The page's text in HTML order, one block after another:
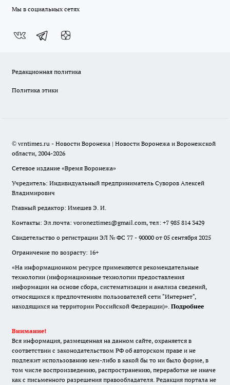
Мы в социальных сетях
Редакционная политика
Политика этики
© vrntimes.ru - Новости Воронежа | Новости Воронежа и Воронежской
области, 2004-2026
Сетевое издание «Время Воронежа»
Учредитель: Индивидуальный предприниматель Суворов Алексей
Владимирович
Главный редактор: Имешев Э. И.
Контакты: Эл.почта: voroneztimes@gmail.com, тел: +7 985 814 3429
Свидетельство о регистрации ЭЛ № ФС 77 - 90000 от 05 сентября 2025
Ограничение по возрасту: 16+
«На информационном ресурсе применяются рекомендательные
технологии (информационные технологии предоставления
информации на основе сбора, систематизации и анализа сведений,
относящихся к предпочтениям пользователей сети "Интернет",
находящихся на территории Российской Федерации)». Подробнее
Внимание!
Вся информация, размещенная на данном сайте, охраняется в
соответствии с законодательством РФ об авторском праве и не
подлежит использованию кем-либо в какой бы то ни было форме, в
том числе воспроизведению, распространению, переработке не иначе
как с письменного разрешения правообладателя. Редакция портала не